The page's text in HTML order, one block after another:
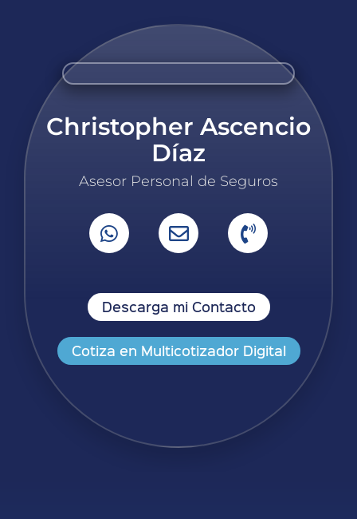
Christopher Ascencio
Díaz
Asesor Personal de Seguros
Descarga mi Contacto
Cotiza en Multicotizador Digital